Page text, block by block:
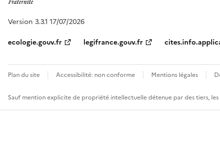
Version 3.3.1 17/07/2026
ecologie.gouv.fr
legifrance.gouv.fr
Plan du site Accessibilité: non conforme Mentions légales
Sauf mention explicite de propriété intellectuelle détenue par des tiers,